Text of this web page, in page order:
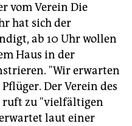
vom Verein Die
hat sich der
ab 10 Uhr wollen
Haus in der
"Wir erwarten
Der Verein des
ruft zu "vielfältigen
laut einer